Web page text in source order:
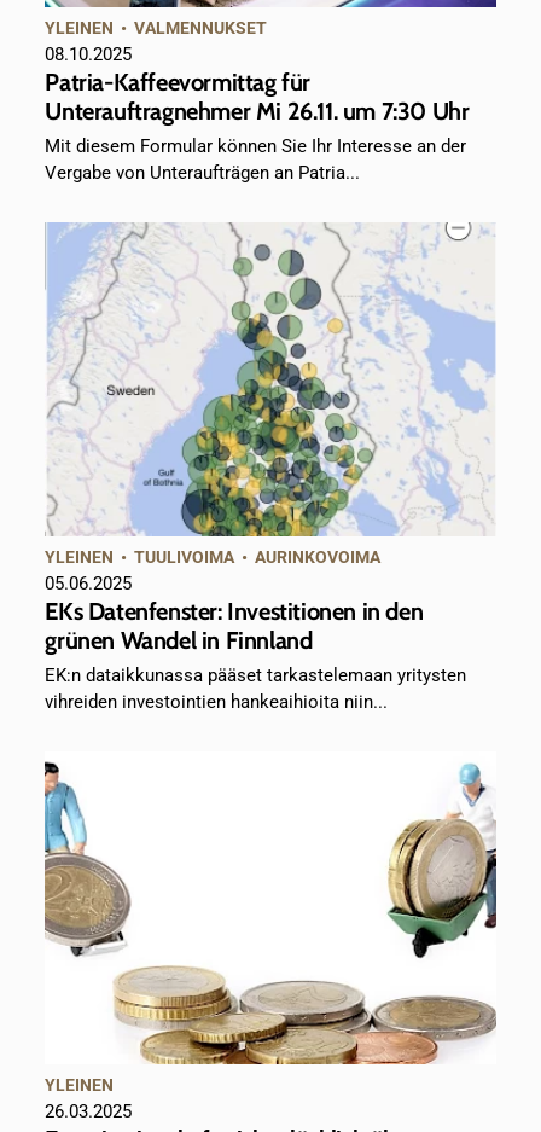
YLEINEN •VALMENNUKSET
08.10.2025
Patria-Kaffeevormittag für
Unterauftragnehmer Mi 26.11. um 7:30 Uhr
Mit diesem Formular können Sie Ihr Interesse an der
Vergabe von Unteraufträgen an Patria...
YLEINEN •TUULIVOIMA •AURINKOVOIMA
05.06.2025
EKs Datenfenster: Investitionen in den
grünen Wandel in Finnland
EK:n dataikkunassa pääset tarkastelemaan yritysten
vihreiden investointien hankeaihioita niin...
YLEINEN
26.03.2025